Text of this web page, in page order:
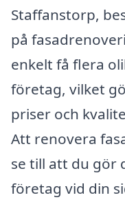
Staffanstorp,
på
enkelt få flera
företag, vilket
priser och
Att renovera
se till att du gör
företag vid din